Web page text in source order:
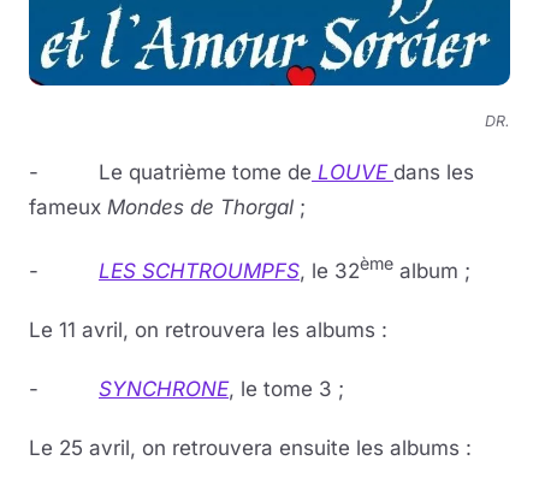
DR.
- Le quatrième tome de LOUVE dans les
fameux Mondes de Thorgal ;
- LES SCHTROUMPFS, le 32ème album ;
Le 11 avril, on retrouvera les albums :
- SYNCHRONE, le tome 3 ;
Le 25 avril, on retrouvera ensuite les albums :